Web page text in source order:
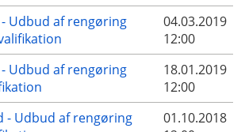
- Udbud af rengøring
04.03.2019
12:00
- Udbud af rengøring
18.01.2019
12:00
- Udbud af rengøring
01.10.2018